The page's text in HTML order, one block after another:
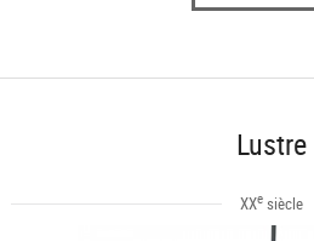
Lustre
XXesiècle